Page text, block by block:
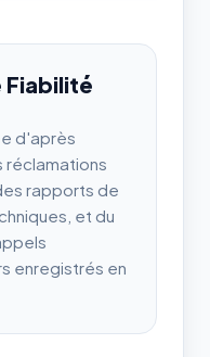
Fiabilité
d'après
réclamations
rapports de
et du
enregistrés en